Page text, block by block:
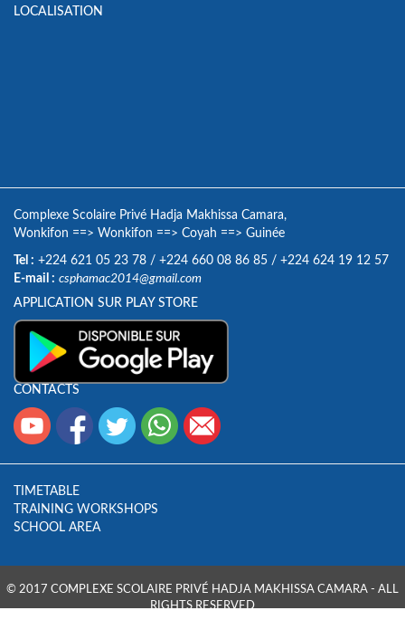
LOCALISATION
Complexe Scolaire Privé Hadja Makhissa Camara,
Wonkifon ==> Wonkifon ==> Coyah ==> Guinée
Tel : +224 621 05 23 78 / +224 660 08 86 85 / +224 624 19 12 57
E-mail : csphamac2014@gmail.com
APPLICATION SUR PLAY STORE
CONTACTS
TIMETABLE
TRAINING WORKSHOPS
SCHOOL AREA
© 2017 COMPLEXE SCOLAIRE PRIVÉ HADJA MAKHISSA CAMARA - ALL
RIGHTS RESERVED